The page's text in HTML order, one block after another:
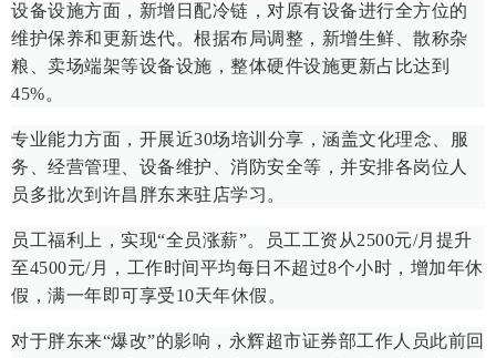
设备设施方面，新增日配冷链，对原有设备进行全方位的
维护保养和更新迭代。根据布局调整，新增生鲜、散称杂
粮、卖场端架等设备设施，整体硬件设施更新占比达到
45%。
专业能力方面，开展近30场培训分享，涵盖文化理念、服
务、经营管理、设备维护、消防安全等，并安排各岗位人
员多批次到许昌胖东来驻店学习。
员工福利上，实现“全员涨薪”。员工工资从2500元/月提升
至4500元/月，工作时间平均每日不超过8个小时，增加年休
假，满一年即可享受10天年休假。
对于胖东来“爆改”的影响，永辉超市证券部工作人员此前回